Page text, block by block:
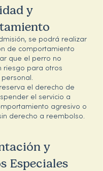
y
se podrá realizar
de comportamiento
que el perro no
riesgo para otros
el derecho de
el servicio a
agresivo o
derecho a reembolso.
y
Especiales